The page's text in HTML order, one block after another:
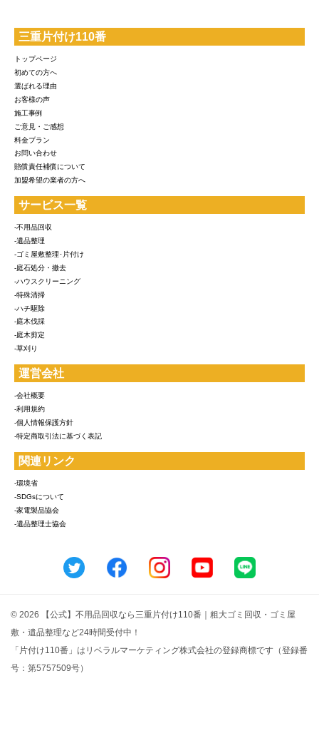
三重片付け110番
トップページ
初めての方へ
選ばれる理由
お客様の声
施工事例
ご意見・ご感想
料金プラン
お問い合わせ
賠償責任補償について
加盟希望の業者の方へ
サービス一覧
-不用品回収
-遺品整理
-ゴミ屋敷整理･片付け
-庭石処分・撤去
-ハウスクリーニング
-特殊清掃
-ハチ駆除
-庭木伐採
-庭木剪定
-草刈り
運営会社
-会社概要
-利用規約
-個人情報保護方針
-特定商取引法に基づく表記
関連リンク
-環境省
-SDGsについて
-家電製品協会
-遺品整理士協会
© 2026 【公式】不用品回収なら三重片付け110番｜粗大ゴミ回収・ゴミ屋
敷・遺品整理など24時間受付中！
「片付け110番」はリベラルマーケティング株式会社の登録商標です（登録番
号：第5757509号）